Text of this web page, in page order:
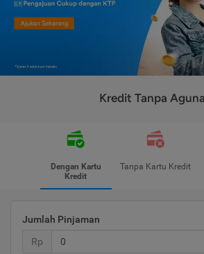
Kredit Tanpa
Dengan Kartu
Kredit
Tanpa Kartu Kredit
Jumlah Pinjaman
Rp